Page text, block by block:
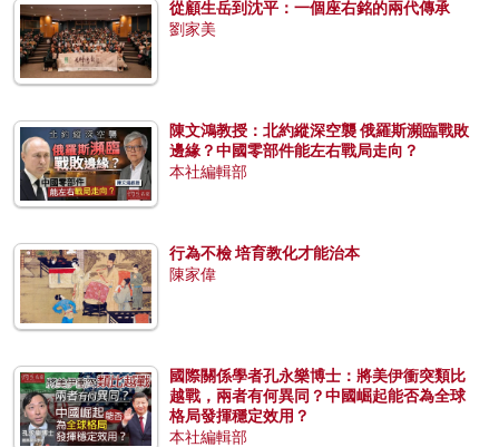
從顧生岳到沈平：一個座右銘的兩代傳承
劉家美
陳文鴻教授：北約縱深空襲 俄羅斯瀕臨戰敗
邊緣？中國零部件能左右戰局走向？
本社編輯部
行為不檢 培育教化才能治本
陳家偉
國際關係學者孔永樂博士：將美伊衝突類比
越戰，兩者有何異同？中國崛起能否為全球
格局發揮穩定效用？
本社編輯部